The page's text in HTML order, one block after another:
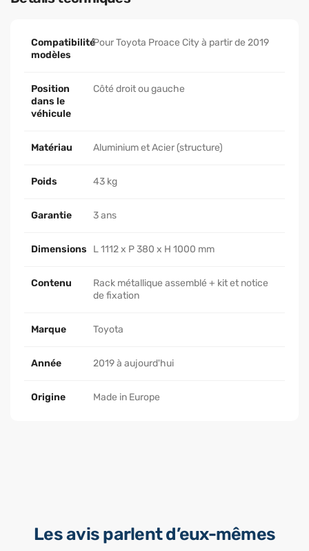
Compatibilité
modèles
Pour Toyota Proace City à partir de 2019
Position
dans le
véhicule
Côté droit ou gauche
Matériau Aluminium et Acier (structure)
Poids 43 kg
Garantie 3 ans
Dimensions L 1112 x P 380 x H 1000 mm
Contenu
Rack métallique assemblé + kit et notice
de fixation
Marque Toyota
Année 2019 à aujourd'hui
Origine Made in Europe
Les avis parlent d’eux-mêmes